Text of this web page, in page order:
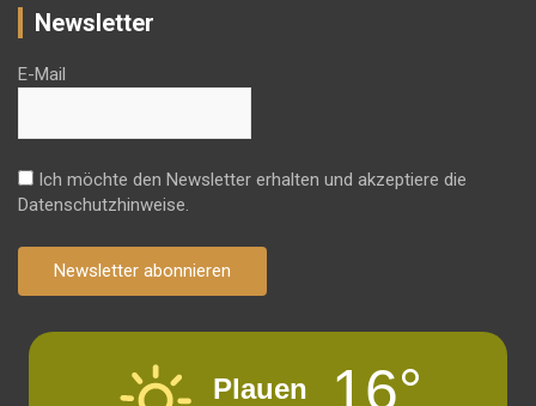
Newsletter
E-Mail
Ich möchte den Newsletter erhalten und akzeptiere die
Datenschutzhinweise.
Newsletter abonnieren
Plauen 16°